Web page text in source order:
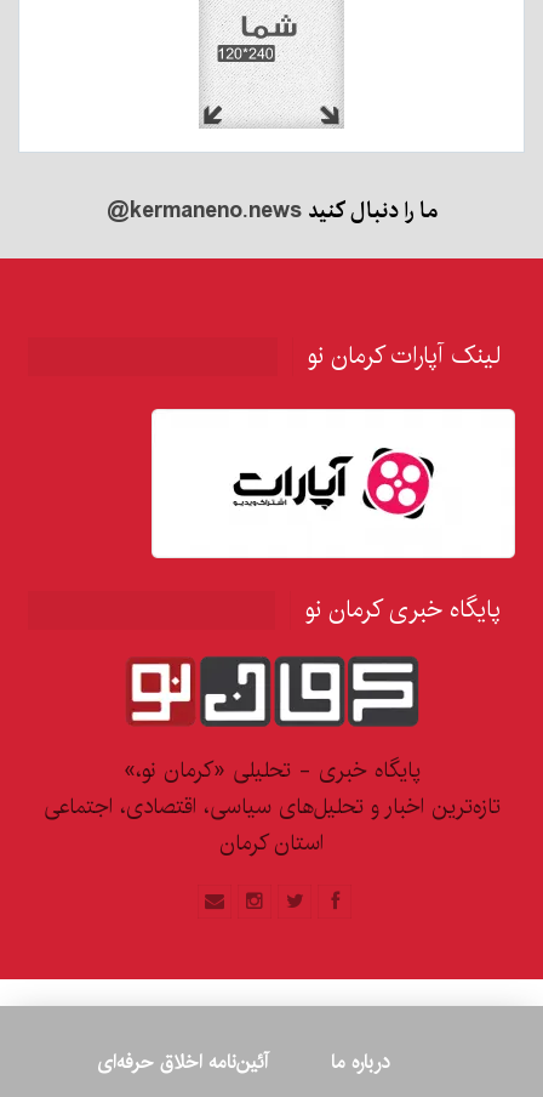
ما را دنبال کنید@kermaneno.news
لینک آپارات کرمان نو
پایگاه خبری کرمان نو
پایگاه خبری - تحلیلی «کرمان نو،»
تازه‌ترین اخبار و تحلیل‌های سیاسی، اقتصادی، اجتماعی
استان کرمان
درباره ما آئین‌نامه اخلاق حرفه‌ای